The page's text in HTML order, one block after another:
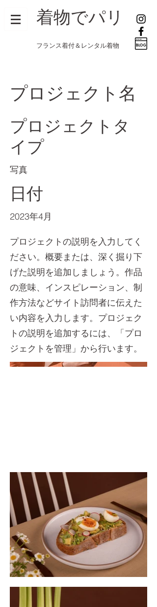
着物でパリ
フランス着付＆レンタル着物
プロジェクト名
プロジェクトタ
イプ
写真
日付
2023年4月
プロジェクトの説明を入力してく
ださい。概要または、深く掘り下
げた説明を追加しましょう。作品
の意味、インスピレーション、制
作方法などサイト訪問者に伝えた
い内容を入力します。プロジェク
トの説明を追加するには、「プロ
ジェクトを管理」から行います。